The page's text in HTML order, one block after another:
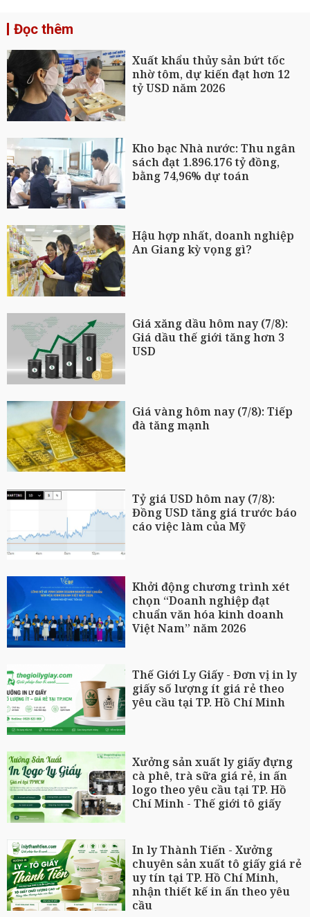
Đọc thêm
Xuất khẩu thủy sản bứt tốc
nhờ tôm, dự kiến đạt hơn 12
tỷ USD năm 2026
Kho bạc Nhà nước: Thu ngân
sách đạt 1.896.176 tỷ đồng,
bằng 74,96% dự toán
Hậu hợp nhất, doanh nghiệp
An Giang kỳ vọng gì?
Giá xăng dầu hôm nay (7/8):
Giá dầu thế giới tăng hơn 3
USD
Giá vàng hôm nay (7/8): Tiếp
đà tăng mạnh
Tỷ giá USD hôm nay (7/8):
Đồng USD tăng giá trước báo
cáo việc làm của Mỹ
Khởi động chương trình xét
chọn “Doanh nghiệp đạt
chuẩn văn hóa kinh doanh
Việt Nam” năm 2026
Thế Giới Ly Giấy - Đơn vị in ly
giấy số lượng ít giá rẻ theo
yêu cầu tại TP. Hồ Chí Minh
Xưởng sản xuất ly giấy đựng
cà phê, trà sữa giá rẻ, in ấn
logo theo yêu cầu tại TP. Hồ
Chí Minh - Thế giới tô giấy
In ly Thành Tiến - Xưởng
chuyên sản xuất tô giấy giá rẻ
uy tín tại TP. Hồ Chí Minh,
nhận thiết kế in ấn theo yêu
cầu